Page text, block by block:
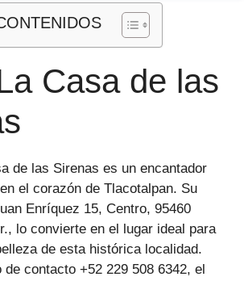
Casa de las
de las Sirenas es un encantador
el corazón de Tlacotalpan. Su
Enríquez 15, Centro, 95460
lo convierte en el lugar ideal para
de esta histórica localidad.
de contacto +52 229 508 6342, el